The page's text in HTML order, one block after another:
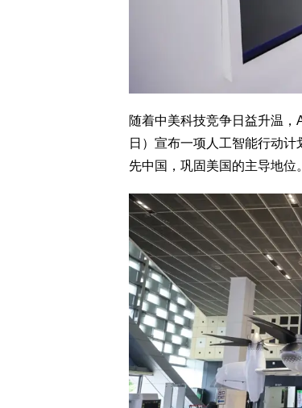
随着中美科技竞争日益升温
日）宣布一项人工智能行动
先中国，巩固美国的主导地位。